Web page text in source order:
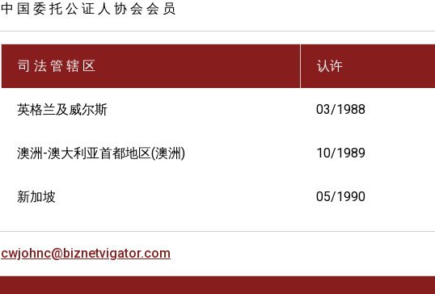
中 国 委 托 公 证 人 协 会 会 员
司 法 管 辖 区
认许
英格兰及威尔斯 03/1988
澳洲-澳大利亚首都地区(澳洲) 10/1989
新加坡 05/1990
cwjohnc@biznetvigator.com